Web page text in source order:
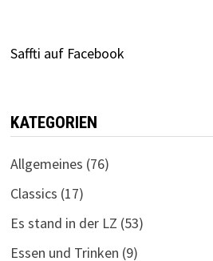
Saffti auf Facebook
KATEGORIEN
Allgemeines (76)
Classics (17)
Es stand in der LZ (53)
Essen und Trinken (9)